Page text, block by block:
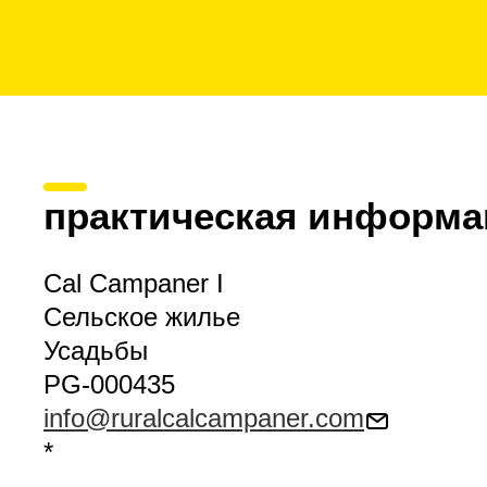
практическая
Cal Campaner I
Сельское жилье
Усадьбы
PG-000435
info@ruralcalcampaner.com
*